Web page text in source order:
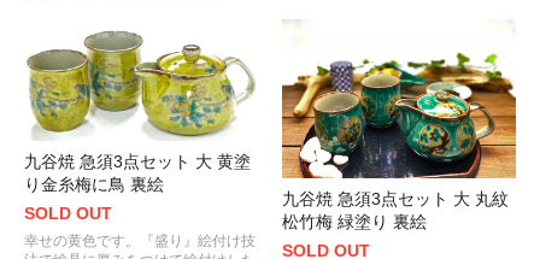
九谷焼 急須3点セット 大 黄塗
り金糸梅に鳥 裏絵
SOLD OUT
幸せの黄色です。『盛り』絵付け技
九谷焼 急須3点セット 大 丸紋
松竹梅 緑塗り 裏絵
SOLD OUT